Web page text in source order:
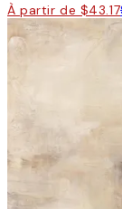
À partir de $43.17